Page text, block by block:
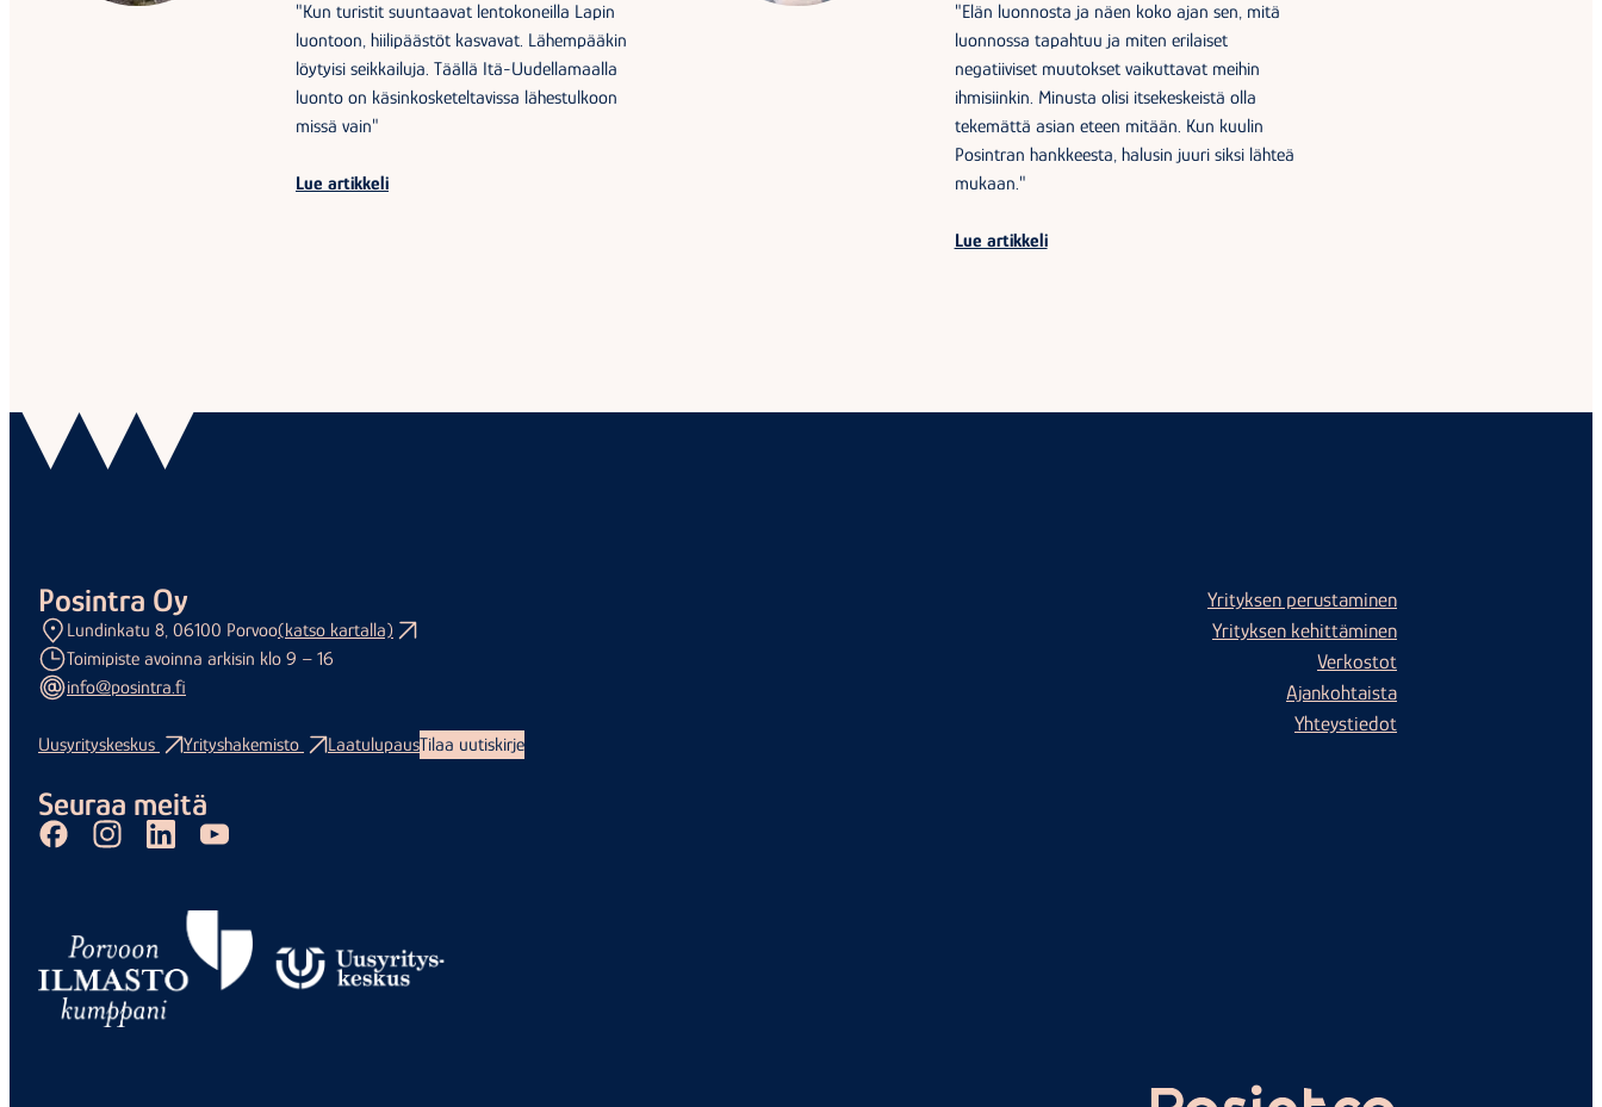
"Kun turistit suuntaavat lentokoneilla Lapin
luontoon, hiilipäästöt kasvavat. Lähempääkin
löytyisi seikkailuja. Täällä Itä-Uudellamaalla
luonto on käsinkosketeltavissa lähestulkoon
missä vain"
Lue artikkeli
"Elän luonnosta ja näen koko ajan sen, mitä
luonnossa tapahtuu ja miten erilaiset
negatiiviset muutokset vaikuttavat meihin
ihmisiinkin. Minusta olisi itsekeskeistä olla
tekemättä asian eteen mitään. Kun kuulin
Posintran hankkeesta, halusin juuri siksi lähteä
mukaan."
Lue artikkeli
Posintra Oy
Lundinkatu 8, 06100 Porvoo(katso kartalla)
Toimipiste avoinna arkisin klo 9 – 16
info@posintra.fi
Uusyrityskeskus Yrityshakemisto LaatulupausTilaa uutiskirje
Seuraa meitä
FacebookInstagramLinkedInYoutube
Yrityksen perustaminen
Yrityksen kehittäminen
Verkostot
Ajankohtaista
Yhteystiedot